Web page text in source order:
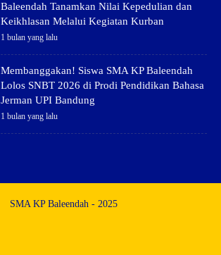
Baleendah Tanamkan Nilai Kepedulian dan
Keikhlasan Melalui Kegiatan Kurban
1 bulan yang lalu
Membanggakan! Siswa SMA KP Baleendah
Lolos SNBT 2026 di Prodi Pendidikan Bahasa
Jerman UPI Bandung
1 bulan yang lalu
SMA KP Baleendah - 2025